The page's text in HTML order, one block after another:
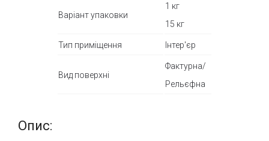
Варіант упаковки
1 кг
15 кг
Тип приміщення Інтер'єр
Вид поверхні
Фактурна/
Рельєфна
Опис: